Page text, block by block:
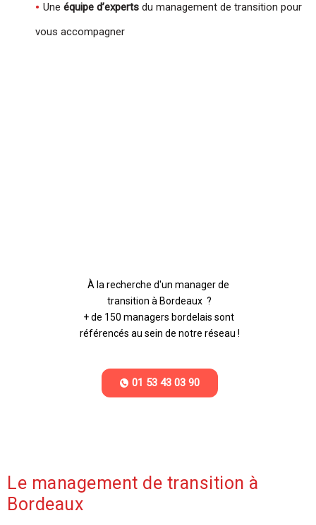
Une équipe d’experts du management de transition pour
vous accompagner
À la recherche d'un manager de
transition à Bordeaux  ?
+ de 150 managers bordelais sont
référencés au sein de notre réseau !
01 53 43 03 90
Le management de transition à
Bordeaux